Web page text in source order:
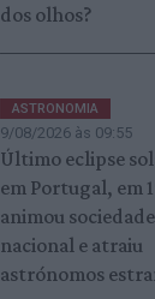
dos olhos?
ASTRONOMIA
9/08/2026 às 09:55
Último eclipse
em Portugal, em
animou sociedade
nacional e atraiu
astrónomos